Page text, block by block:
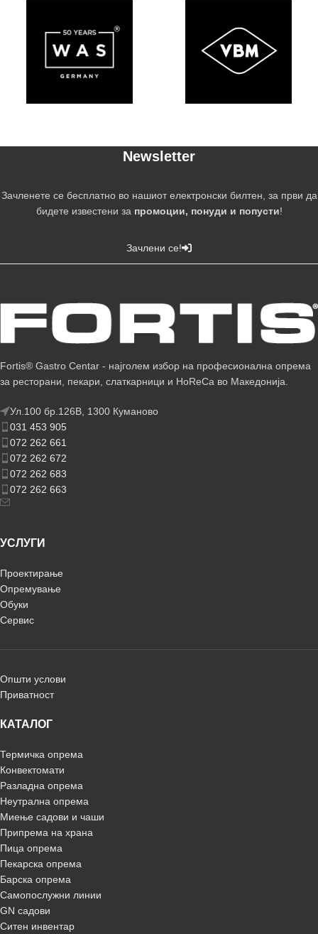
Newsletter
Зачленете се бесплатно во нашиот електронски билтен, за први да
бидете известени за промоции, понуди и попусти!
Зачлени се!
Fortis® Gastro Centar - најголем избор на професионална опрема
за ресторани, пекари, слаткарници и HoReCa во Македонија.
Ул.100 бр.126В, 1300 Куманово
031 453 905
072 262 661
072 262 672
072 262 683
072 262 663
УСЛУГИ
Проектирање
Опремување
Обуки
Сервис
Општи услови
Приватност
КАТАЛОГ
Термичка опрема
Конвектомати
Разладна опрема
Неутрална опрема
Миење садови и чаши
Припрема на храна
Пица опрема
Пекарска опрема
Барска опрема
Самопослужни линии
GN садови
Ситен инвентар